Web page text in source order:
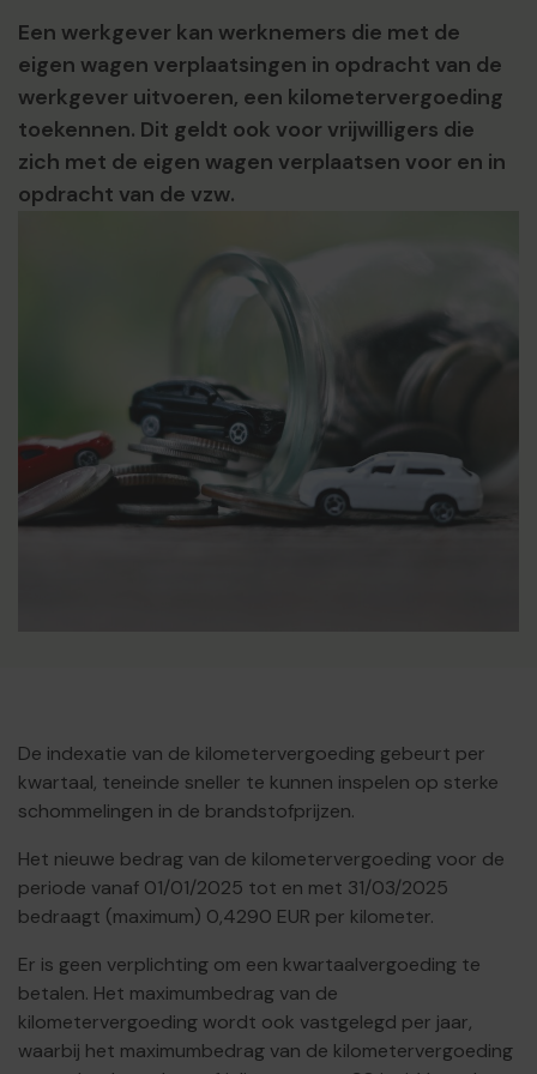
Een werkgever kan werknemers die met de
eigen wagen verplaatsingen in opdracht van de
werkgever uitvoeren, een kilometervergoeding
toekennen. Dit geldt ook voor vrijwilligers die
zich met de eigen wagen verplaatsen voor en in
opdracht van de vzw.
De indexatie van de kilometervergoeding gebeurt per
kwartaal, teneinde sneller te kunnen inspelen op sterke
schommelingen in de brandstofprijzen.
Het nieuwe bedrag van de kilometervergoeding voor de
periode vanaf 01/01/2025 tot en met 31/03/2025
bedraagt (maximum) 0,4290 EUR per kilometer.
Er is geen verplichting om een kwartaalvergoeding te
betalen. Het maximumbedrag van de
kilometervergoeding wordt ook vastgelegd per jaar,
waarbij het maximumbedrag van de kilometervergoeding